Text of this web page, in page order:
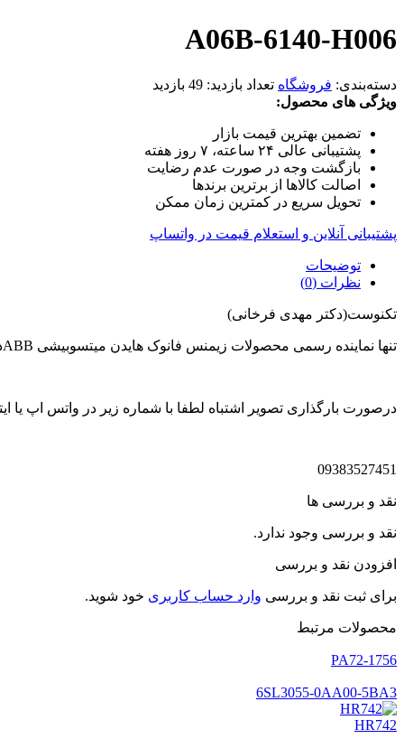
A06B-6140-H006
دسته‌بندی: فروشگاه تعداد بازدید: 49 بازدید
ویژگی های محصول:
تضمین بهترین قیمت بازار
پشتیبانی عالی ۲۴ ساعته، ۷ روز هفته
بازگشت وجه در صورت عدم رضایت
اصالت کالاها از برترین برندها
تحویل سریع در کمترین زمان ممکن
پشتیبانی آنلاین و استعلام قیمت در واتساپ
توضیحات
نظرات (0)
تکنوست(دکتر مهدی فرخانی)
تنها نماینده رسمی محصولات زیمنس فانوک هایدن میتسوبیشی ABBدر ایران
درصورت بارگذاری تصویر اشتباه لطفا با شماره زیر در واتس اپ یا
09383527451
نقد و بررسی ها
نقد و بررسی وجود ندارد.
افزودن نقد و بررسی
برای ثبت نقد و بررسی وارد حساب کاربری خود شوید.
محصولات مرتبط
1756-PA72
6SL3055-0AA00-5BA3
HR742